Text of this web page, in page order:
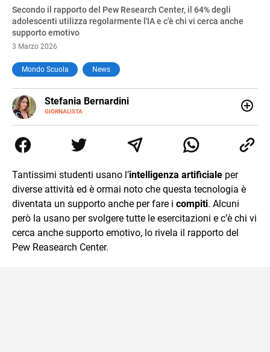
Secondo il rapporto del Pew Research Center, il 64% degli
adolescenti utilizza regolarmente l'IA e c'è chi vi cerca anche
supporto emotivo
3 Marzo 2026
Mondo Scuola News
Stefania Bernardini
GIORNALISTA
E-
MAIL
Tv di cronaca, politica, scuola, economia e spettacolo. Ha
esperienze nella redazione di testate giornalistiche online
Tantissimi studenti usano l’intelligenza artificiale per
diverse attività ed è ormai noto che questa tecnologia è
diventata un supporto anche per fare i compiti. Alcuni
però la usano per svolgere tutte le esercitazioni e c’è chi vi
cerca anche supporto emotivo, lo rivela il rapporto del
Pew Reasearch Center.